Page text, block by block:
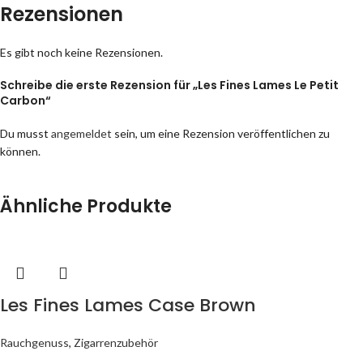
Rezensionen
Es gibt noch keine Rezensionen.
Schreibe die erste Rezension für „Les Fines Lames Le Petit
Carbon“
Du musst angemeldet sein, um eine Rezension veröffentlichen zu
können.
Ähnliche Produkte
Les Fines Lames Case Brown
Rauchgenuss, Zigarrenzubehör